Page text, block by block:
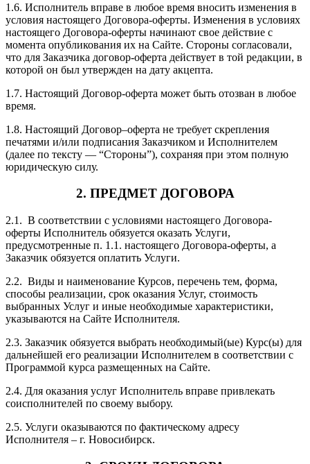
1.6. Исполнитель вправе в любое время вносить изменения в
условия настоящего Договора-оферты. Изменения в условиях
настоящего Договора-оферты начинают свое действие с
момента опубликования их на Сайте. Стороны согласовали,
что для Заказчика договор-оферта действует в той редакции, в
которой он был утвержден на дату акцепта.
1.7. Настоящий Договор-оферта может быть отозван в любое
время.
1.8. Настоящий Договор–оферта не требует скрепления
печатями и/или подписания Заказчиком и Исполнителем
(далее по тексту — “Стороны”), сохраняя при этом полную
юридическую силу.
2. ПРЕДМЕТ ДОГОВОРА
2.1. В соответствии с условиями настоящего Договора-
оферты Исполнитель обязуется оказать Услуги,
предусмотренные п. 1.1. настоящего Договора-оферты, а
Заказчик обязуется оплатить Услуги.
2.2. Виды и наименование Курсов, перечень тем, форма,
способы реализации, срок оказания Услуг, стоимость
выбранных Услуг и иные необходимые характеристики,
указываются на Сайте Исполнителя.
2.3. Заказчик обязуется выбрать необходимый(ые) Курс(ы) для
дальнейшей его реализации Исполнителем в соответствии с
Программой курса размещенных на Сайте.
2.4. Для оказания услуг Исполнитель вправе привлекать
соисполнителей по своему выбору.
2.5. Услуги оказываются по фактическому адресу
Исполнителя – г. Новосибирск.